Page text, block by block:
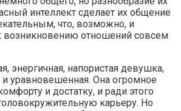
интеллект сделает их общение
что, возможно, и
возникновению отношений совсем
энергичная, напористая девушка,
и уравновешенная. Она огромное
и достатку, и ради этого
карьеру. Но